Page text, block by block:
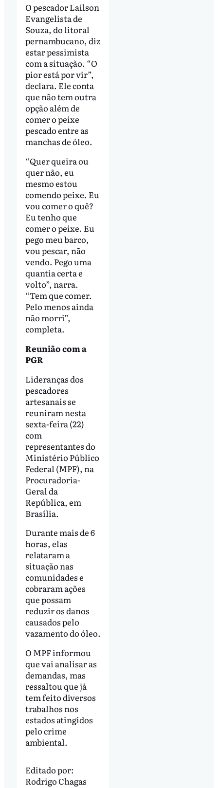
O pescador Laílson
Evangelista de
Souza, do litoral
pernambucano, diz
estar pessimista
com a situação. “O
pior está por vir”,
declara. Ele conta
que não tem outra
opção além de
comer o peixe
pescado entre as
manchas de óleo.
“Quer queira ou
quer não, eu
mesmo estou
comendo peixe. Eu
vou comer o quê?
Eu tenho que
comer o peixe. Eu
pego meu barco,
vou pescar, não
vendo. Pego uma
quantia certa e
volto”, narra.
“Tem que comer.
Pelo menos ainda
não morri”,
completa.
Reunião com a
PGR
Lideranças dos
pescadores
artesanais se
reuniram nesta
sexta-feira (22)
com
representantes do
Ministério Público
Federal (MPF), na
Procuradoria-
Geral da
República, em
Brasília.
Durante mais de 6
horas, elas
relataram a
situação nas
comunidades e
cobraram ações
que possam
reduzir os danos
causados pelo
vazamento do óleo.
O MPF informou
que vai analisar as
demandas, mas
ressaltou que já
tem feito diversos
trabalhos nos
estados atingidos
pelo crime
ambiental.
Editado por:
Rodrigo Chagas